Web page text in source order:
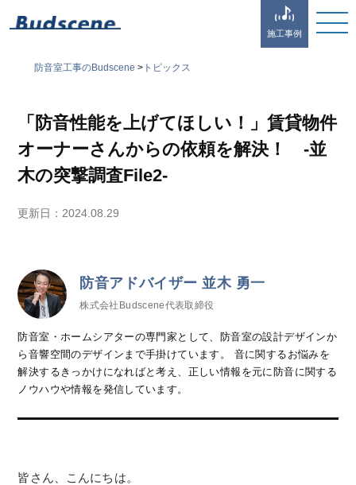
施工事例
防音室工事のBudscene >トピックス
「防音性能を上げてほしい！」賃貸物件
オーナーさんからの依頼を解決！ -並
木の突撃調査File2-
更新日： 2024.08.29
防音アドバイザー 並木 勇一
株式会社Budscene代表取締役
防音室・ホームシアターの専門家として、防音室の設計デザインか
ら音響空間のデザインまで手掛けています。 音に関するお悩みを
解決するきっかけになればと考え、正しい情報を元に防音に関する
ノウハウや情報を発信しています。
皆さん、こんにちは。